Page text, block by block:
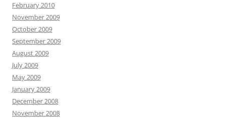
February 2010
November 2009
October 2009
September 2009
August 2009
July 2009
May 2009
January 2009
December 2008
November 2008